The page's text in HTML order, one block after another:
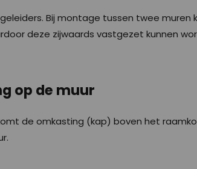
Bij montage tussen twee muren
deze zijwaards vastgezet kunnen
op de muur
de omkasting (kap) boven het